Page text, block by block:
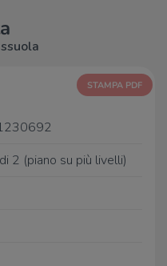
STAMPA PDF
2 (piano su più livelli)